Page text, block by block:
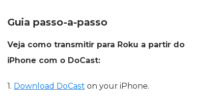
Guia passo-a-passo
Veja como transmitir para Roku a partir do
iPhone com o DoCast:
1. Download DoCast on your iPhone.